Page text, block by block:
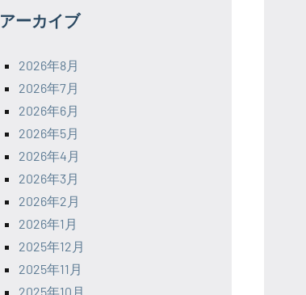
アーカイブ
2026年8月
2026年7月
2026年6月
2026年5月
2026年4月
2026年3月
2026年2月
2026年1月
2025年12月
2025年11月
2025年10月